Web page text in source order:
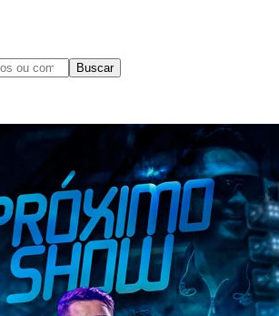
Buscar